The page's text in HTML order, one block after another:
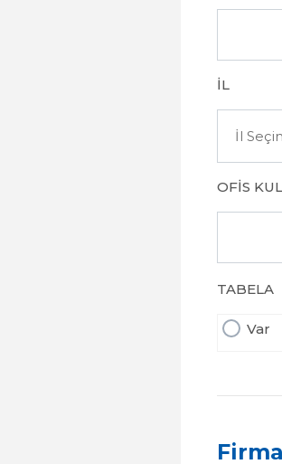
İL
OFIS
TABELA
Var